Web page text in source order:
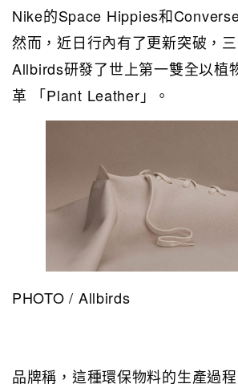
Nike的Space Hippies和
然而，近日行內有了更新突破，
Allbirds研發了世上第一雙全以植
革 「Plant Leather」。
PHOTO / Allbirds
品牌稱，這種環保物料的生產過